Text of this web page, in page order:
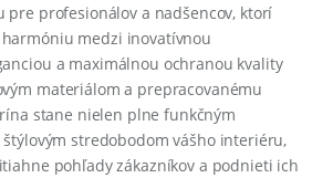
pre profesionálov a nadšencov, ktorí
medzi inovatívnou
a maximálnou ochranou kvality
materiálom a prepracovanému
stane nielen plne funkčným
stredobodom vášho interiéru,
pohľady zákazníkov a podnieti ich